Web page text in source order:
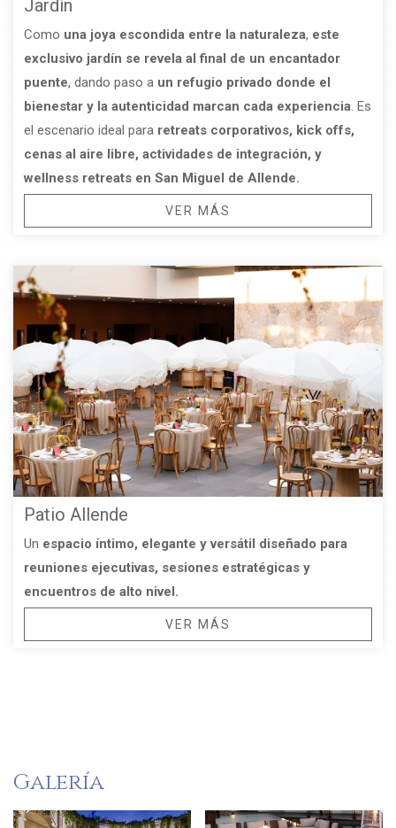
Jardín
Como una joya escondida entre la naturaleza, este
exclusivo jardín se revela al final de un encantador
puente, dando paso a un refugio privado donde el
bienestar y la autenticidad marcan cada experiencia. Es
el escenario ideal para retreats corporativos, kick offs,
cenas al aire libre, actividades de integración, y
wellness retreats en San Miguel de Allende.
VER MÁS
Patio Allende
Un espacio íntimo, elegante y versátil diseñado para
reuniones ejecutivas, sesiones estratégicas y
encuentros de alto nivel.
VER MÁS
Galería